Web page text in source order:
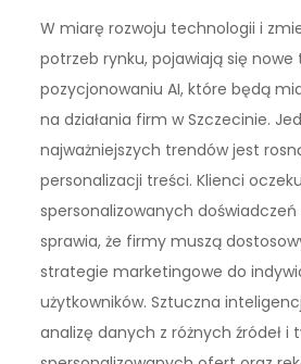
W miarę rozwoju technologii i
potrzeb rynku, pojawiają się nowe
pozycjonowaniu AI, które będą
na działania firm w Szczecinie.
najważniejszych trendów jest
personalizacji treści. Klienci
spersonalizowanych
sprawia, że firmy muszą
strategie marketingowe do
użytkowników. Sztuczna
analizę danych z różnych źródeł i